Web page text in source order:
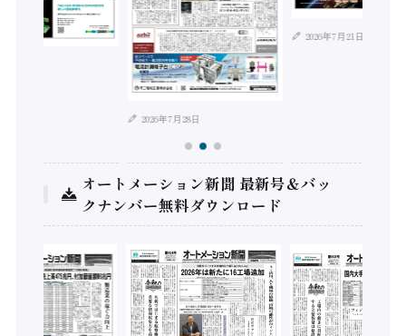
2026年7月28日
2026年7月21日
オートメーション新聞 最新号＆バッ
クナンバー無料ダウンロード